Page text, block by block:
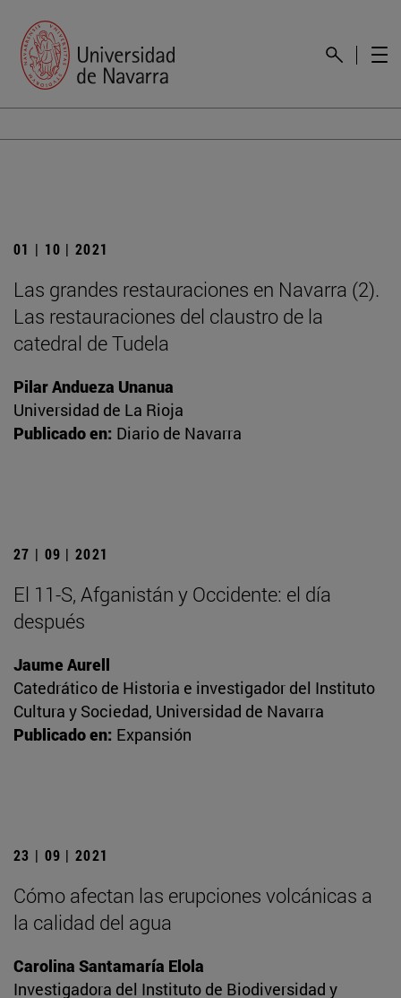
01 | 10 | 2021
Las grandes restauraciones en Navarra (2).
Las restauraciones del claustro de la
catedral de Tudela
Pilar Andueza Unanua
Universidad de La Rioja
Publicado en: Diario de Navarra
27 | 09 | 2021
El 11-S, Afganistán y Occidente: el día
después
Jaume Aurell
Catedrático de Historia e investigador del Instituto
Cultura y Sociedad, Universidad de Navarra
Publicado en: Expansión
23 | 09 | 2021
Cómo afectan las erupciones volcánicas a
la calidad del agua
Carolina Santamaría Elola
Investigadora del Instituto de Biodiversidad y